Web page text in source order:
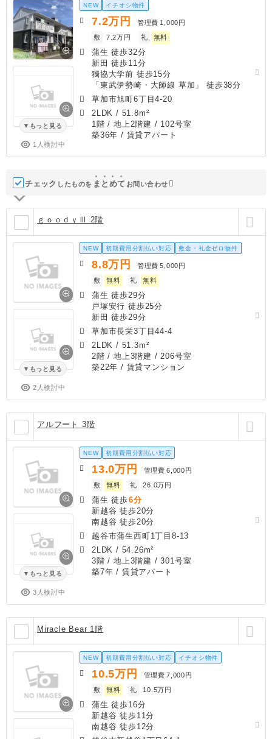
もっと見る
1人検討中
NEW イチオシ物件
7.2万円 管理費 1,000円
敷
7.2万円 礼 無料
蒲生 徒歩32分
新田 徒歩11分
獨協大学前 徒歩15分
「東武伊勢崎・大師線 草加」 徒歩38分
草加市旭町6丁目4-20
2LDK / 51.8m²
1階 / 地上2階建 / 102号室
築36年 / 賃貸アパート
チェック したものを ま と めて お問い合わせ
ｇｏｏｄｙⅢ 2階
もっと見る
2人検討中
NEW 初期費用分割払い対応 敷金・礼金ゼロ物件
8.8万円 管理費 5,000円
敷
無料 礼 無料
蒲生 徒歩29分
戸塚安行 徒歩25分
新田 徒歩29分
草加市長栄3丁目44-4
2LDK / 51.3m²
2階 / 地上3階建 / 206号室
築22年 / 賃貸マンション
アルフート 3階
もっと見る
3人検討中
NEW 初期費用分割払い対応
13.0万円 管理費 6,000円
敷
無料 礼 26.0万円
蒲生 徒歩6分
新越谷 徒歩20分
南越谷 徒歩20分
越谷市蒲生西町1丁目8-13
2LDK / 54.26m²
3階 / 地上3階建 / 301号室
築7年 / 賃貸アパート
Miracle Bear 1階
NEW 初期費用分割払い対応 イチオシ物件
10.5万円 管理費 7,000円
敷
無料 礼 10.5万円
蒲生 徒歩16分
新越谷 徒歩11分
南越谷 徒歩12分